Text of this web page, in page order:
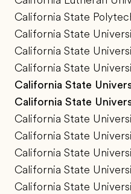
California State
California State
California State
California State
California State
California State
California State
California State
California State
California State
California State